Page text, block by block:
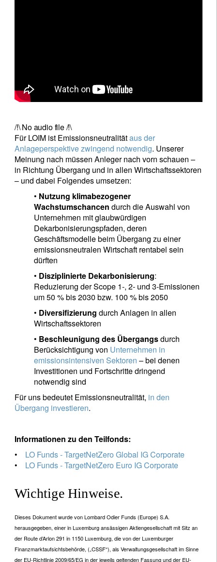
/!\ No audio file /!\
Für LOIM ist Emissionsneutralitätaus der
Anlageperspektive zwingend notwendig. Unserer
Meinung nach müssen Anleger nach vorn schauen –
in Richtung Übergang und in allen Wirtschaftssektoren
– und dabei Folgendes umsetzen:
• Nutzung klimabezogener
Wachstumschancen durch die Auswahl von
Unternehmen mit glaubwürdigen
Dekarbonisierungspfaden, deren
Geschäftsmodelle beim Übergang zu einer
emissionsneutralen Wirtschaft rentabel sein
dürften
• Disziplinierte Dekarbonisierung:
Reduzierung der Scope 1-, 2- und 3-Emissionen
um 50 % bis 2030 bzw. 100 % bis 2050
• Diversifizierung durch Anlagen in allen
Wirtschaftssektoren
• Beschleunigung des Übergangsdurch
Berücksichtigung von Unternehmen in
emissionsintensiven Sektoren – bei denen
Investitionen und Fortschritte dringend
notwendig sind
Für uns bedeutet Emissionsneutralität, in den
Übergang investieren.
Informationen zu den Teilfonds:
•
LO Funds - TargetNetZero Global IG Corporate
• LO Funds - TargetNetZero Euro IG Corporate
Wichtige Hinweise.
Dieses Dokument wurde von Lombard Odier Funds (Europe) S.A.
herausgegeben, einer in Luxemburg ansässigen Aktiengesellschaft mit Sitz an
der Route d’Arlon 291 in 1150 Luxemburg, die von der Luxemburger
Finanzmarktaufsichtsbehörde, („CSSF“), als Verwaltungsgesellschaft im Sinne
der EU-Richtlinie 2009/65/EG in der jeweils geltenden Fassung und der EU-